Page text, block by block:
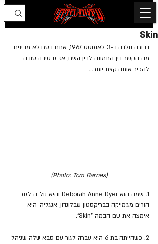
Skin
דבורה נולדה ב-3 לאוגוסט 1967, אתם בטח לא מבינים
מה הקשר בין התמונה לבין השם, אז זו סיבה טובה
להכיר אותה קצת יותר...
(Photo: Tom Barnes)
1. שמה הוא Deborah Anne Dyer והיא נולדה לזוג
הורים מג'מייקה בבריקסטון שבלונדון, אנגליה. היא
אימצה את שם הבמה "Skin".
2. כשהייתה בת 6 היא עברה לגור עם סבא שלה שניהל